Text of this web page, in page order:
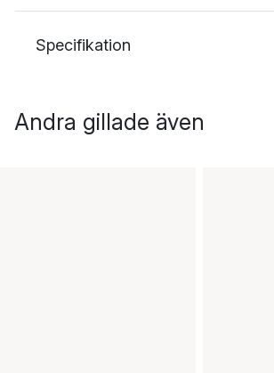
Specifikation
Andra gillade även